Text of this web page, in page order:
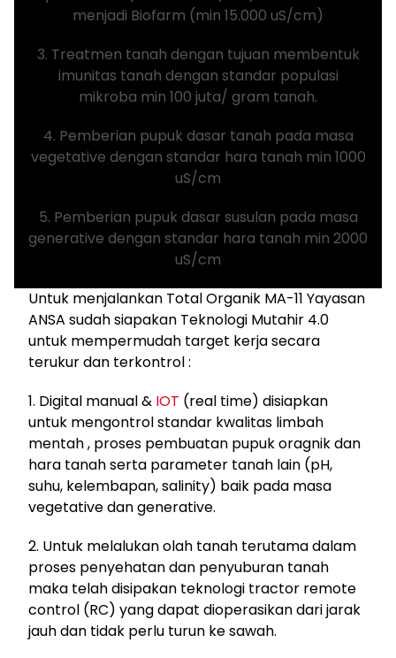
menjadi Biofarm (min 15.000 uS/cm)
3. Treatmen tanah dengan tujuan membentuk
imunitas tanah dengan standar populasi
mikroba min 100 juta/ gram tanah.
4. Pemberian pupuk dasar tanah pada masa
vegetative dengan standar hara tanah min 1000
uS/cm
5. Pemberian pupuk dasar susulan pada masa
generative dengan standar hara tanah min 2000
uS/cm
Untuk menjalankan Total Organik MA-11 Yayasan
ANSA sudah siapakan Teknologi Mutahir 4.0
untuk mempermudah target kerja secara
terukur dan terkontrol :
1. Digital manual & IOT (real time) disiapkan
untuk mengontrol standar kwalitas limbah
mentah , proses pembuatan pupuk oragnik dan
hara tanah serta parameter tanah lain (pH,
suhu, kelembapan, salinity) baik pada masa
vegetative dan generative.
2. Untuk melalukan olah tanah terutama dalam
proses penyehatan dan penyuburan tanah
maka telah disipakan teknologi tractor remote
control (RC) yang dapat dioperasikan dari jarak
jauh dan tidak perlu turun ke sawah.